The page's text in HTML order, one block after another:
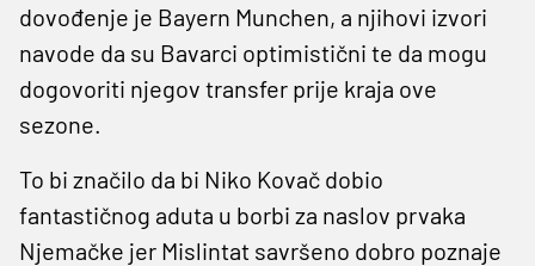
dovođenje je Bayern Munchen, a njihovi izvori
navode da su Bavarci optimistični te da mogu
dogovoriti njegov transfer prije kraja ove
sezone.
To bi značilo da bi Niko Kovač dobio
fantastičnog aduta u borbi za naslov prvaka
Njemačke jer Mislintat savršeno dobro poznaje